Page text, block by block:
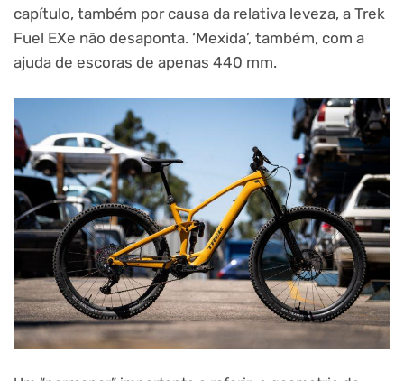
capítulo, também por causa da relativa leveza, a Trek
Fuel EXe não desaponta. ‘Mexida’, também, com a
ajuda de escoras de apenas 440 mm.